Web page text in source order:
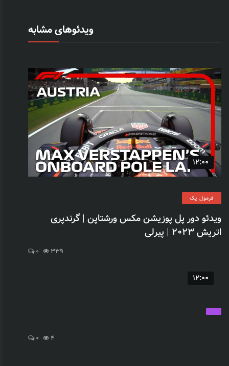
ویدئوهای مشابه
12:00
فرمول یک
ویدئو دور پل پوزیشن مکس ورشتاپن | گرندپری
اتریش 2023 | پیرلی
0 339
12:00
0 4